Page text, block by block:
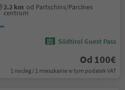
2.2 km od Partschins/Parcines
centrum
Südtirol Guest Pass
Od 100€
1 nocleg / 1 mieszkanie w tym podatek VAT